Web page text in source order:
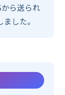
ら送られ
した。